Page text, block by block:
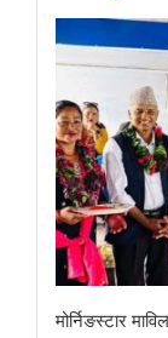
मोर्निङस्टार